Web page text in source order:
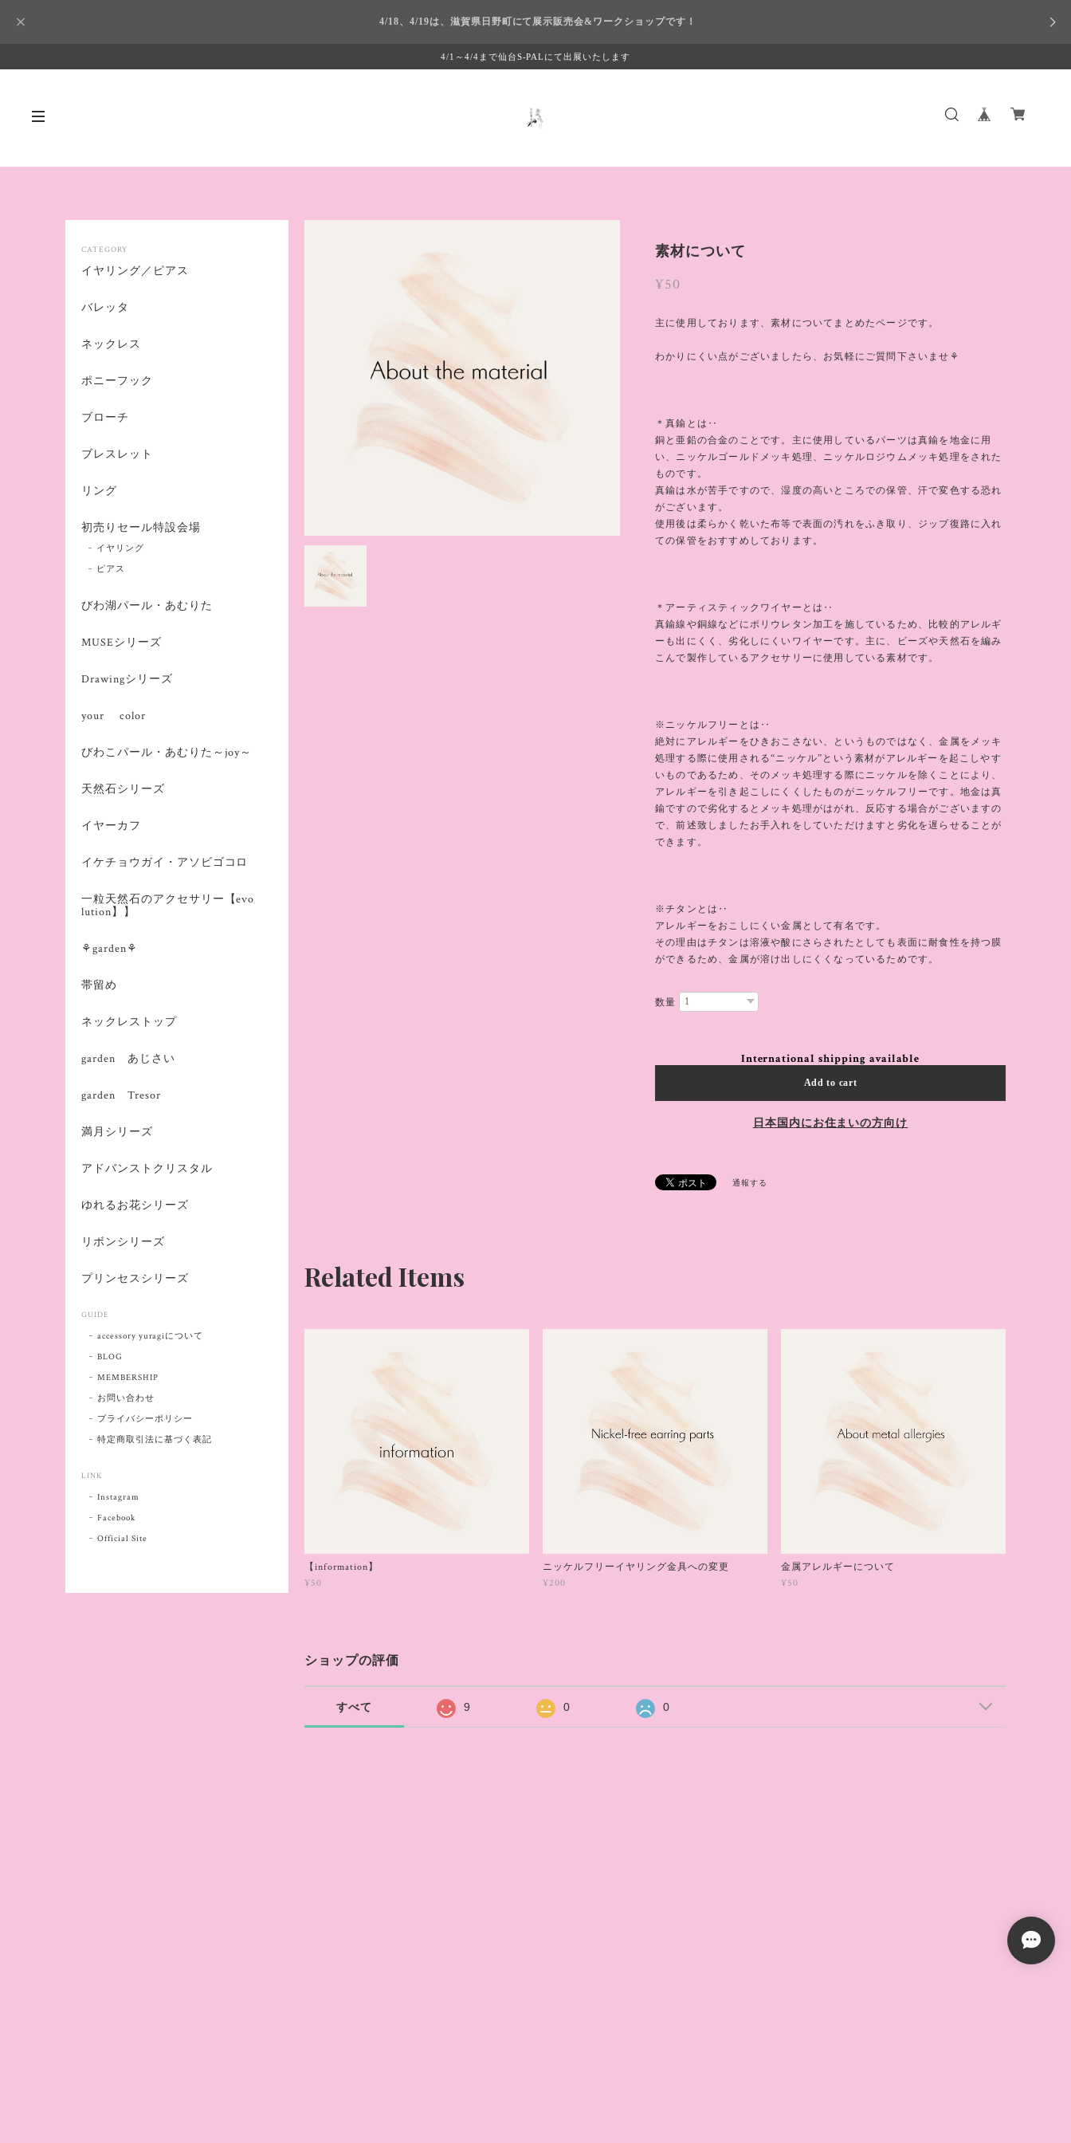
4/18、4/19は、滋賀県日野町にて展示販売会&ワークショップです！
4/1～4/4まで仙台S-PALにて出展いたします
素材について
¥50
主に使用しております、素材についてまとめたページです。
わかりにくい点がございましたら、お気軽にご質問下さいませ⚘
＊真鍮とは‥
銅と亜鉛の合金のことです。主に使用しているパーツは真鍮を地金に用
い、ニッケルゴールドメッキ処理、ニッケルロジウムメッキ処理をされた
ものです。
真鍮は水が苦手ですので、湿度の高いところでの保管、汗で変色する恐れ
がございます。
使用後は柔らかく乾いた布等で表面の汚れをふき取り、ジップ復路に入れ
ての保管をおすすめしております。
＊アーティスティックワイヤーとは‥
真鍮線や銅線などにポリウレタン加工を施しているため、比較的アレルギ
ーも出にくく、劣化しにくいワイヤーです。主に、ビーズや天然石を編み
こんで製作しているアクセサリーに使用している素材です。
※ニッケルフリーとは‥
絶対にアレルギーをひきおこさない、というものではなく、金属をメッキ
処理する際に使用される“ニッケル”という素材がアレルギーを起こしやす
いものであるため、そのメッキ処理する際にニッケルを除くことにより、
アレルギーを引き起こしにくくしたものがニッケルフリーです。地金は真
鍮ですので劣化するとメッキ処理がはがれ、反応する場合がございますの
で、前述致しましたお手入れをしていただけますと劣化を遅らせることが
できます。
※チタンとは‥
アレルギーをおこしにくい金属として有名です。
その理由はチタンは溶液や酸にさらされたとしても表面に耐食性を持つ膜
ができるため、金属が溶け出しにくくなっているためです。
数量
International shipping available
Add to cart
日本国内にお住まいの方向け
通報する
Related Items
【information】
¥50
ニッケルフリーイヤリング金具への変更
¥200
金属アレルギーについて
¥50
ショップの評価
すべて 9 0 0
CATEGORY
イヤリング／ピアス
バレッタ
ネックレス
ポニーフック
ブローチ
ブレスレット
リング
初売りセール特設会場
イヤリング
ピアス
びわ湖パール・あむりた
MUSEシリーズ
Drawingシリーズ
your color
びわこパール・あむりた～joy～
天然石シリーズ
イヤーカフ
イケチョウガイ・アソビゴコロ
一粒天然石のアクセサリー【evo
lution】】
⚘garden⚘
帯留め
ネックレストップ
garden あじさい
garden Tresor
満月シリーズ
アドバンストクリスタル
ゆれるお花シリーズ
リボンシリーズ
プリンセスシリーズ
GUIDE
accessory yuragiについて
BLOG
MEMBERSHIP
お問い合わせ
プライバシーポリシー
特定商取引法に基づく表記
LINK
Instagram
Facebook
Official Site